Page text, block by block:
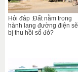
Hỏi đáp :Đất nằm trong
hành lang đường điện sẽ
bị thu hồi sổ đỏ?